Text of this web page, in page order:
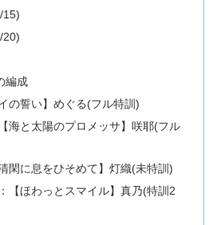
15)
20)
編成
の誓い】めぐる(フル特訓)
海と太陽のプロメッサ】咲耶(フル
閑に息をひそめて】灯織(未特訓)
【ほわっとスマイル】真乃(特訓2